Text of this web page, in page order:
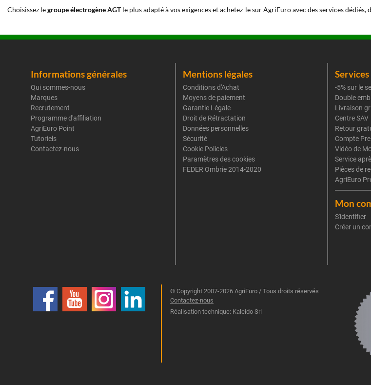
Choisissez legroupe électrogène AGTle plus adapté à vos exigences et achetez-le sur AgriEuro avec des services
Informations générales
Qui sommes-nous
Marques
Recrutement
Programme d'affiliation
AgriEuro Point
Tutoriels
Contactez-nous
Mentions légales
Conditions d'Achat
Moyens de paiement
Garantie Légale
Droit de Rétractation
Données personnelles
Sécurité
Cookie Policies
Paramètres des cookies
FEDER Ombrie 2014-2020
-5% sur le
Double
Livraison
Centre SAV
Retour
Compte
Vidéo de
Service
Pièces de
AgriEuro
Mon
S'identifier
Créer un
© Copyright 2007-2026 AgriEuro / Tous droits réservés
Contactez-nous
Réalisation technique: Kaleido Srl